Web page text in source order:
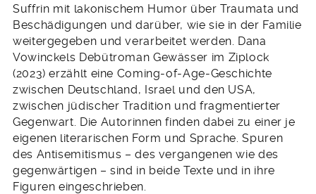
Suffrin mit lakonischem Humor über Traumata und
Beschädigungen und darüber, wie sie in der Familie
weitergegeben und verarbeitet werden. Dana
Vowinckels Debütroman Gewässer im Ziplock
(2023) erzählt eine Coming-of-Age-Geschichte
zwischen Deutschland, Israel und den USA,
zwischen jüdischer Tradition und fragmentierter
Gegenwart. Die Autorinnen finden dabei zu einer je
eigenen literarischen Form und Sprache. Spuren
des Antisemitismus – des vergangenen wie des
gegenwärtigen – sind in beide Texte und in ihre
Figuren eingeschrieben.